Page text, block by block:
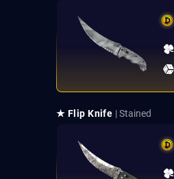
★ Flip Knife | Stained